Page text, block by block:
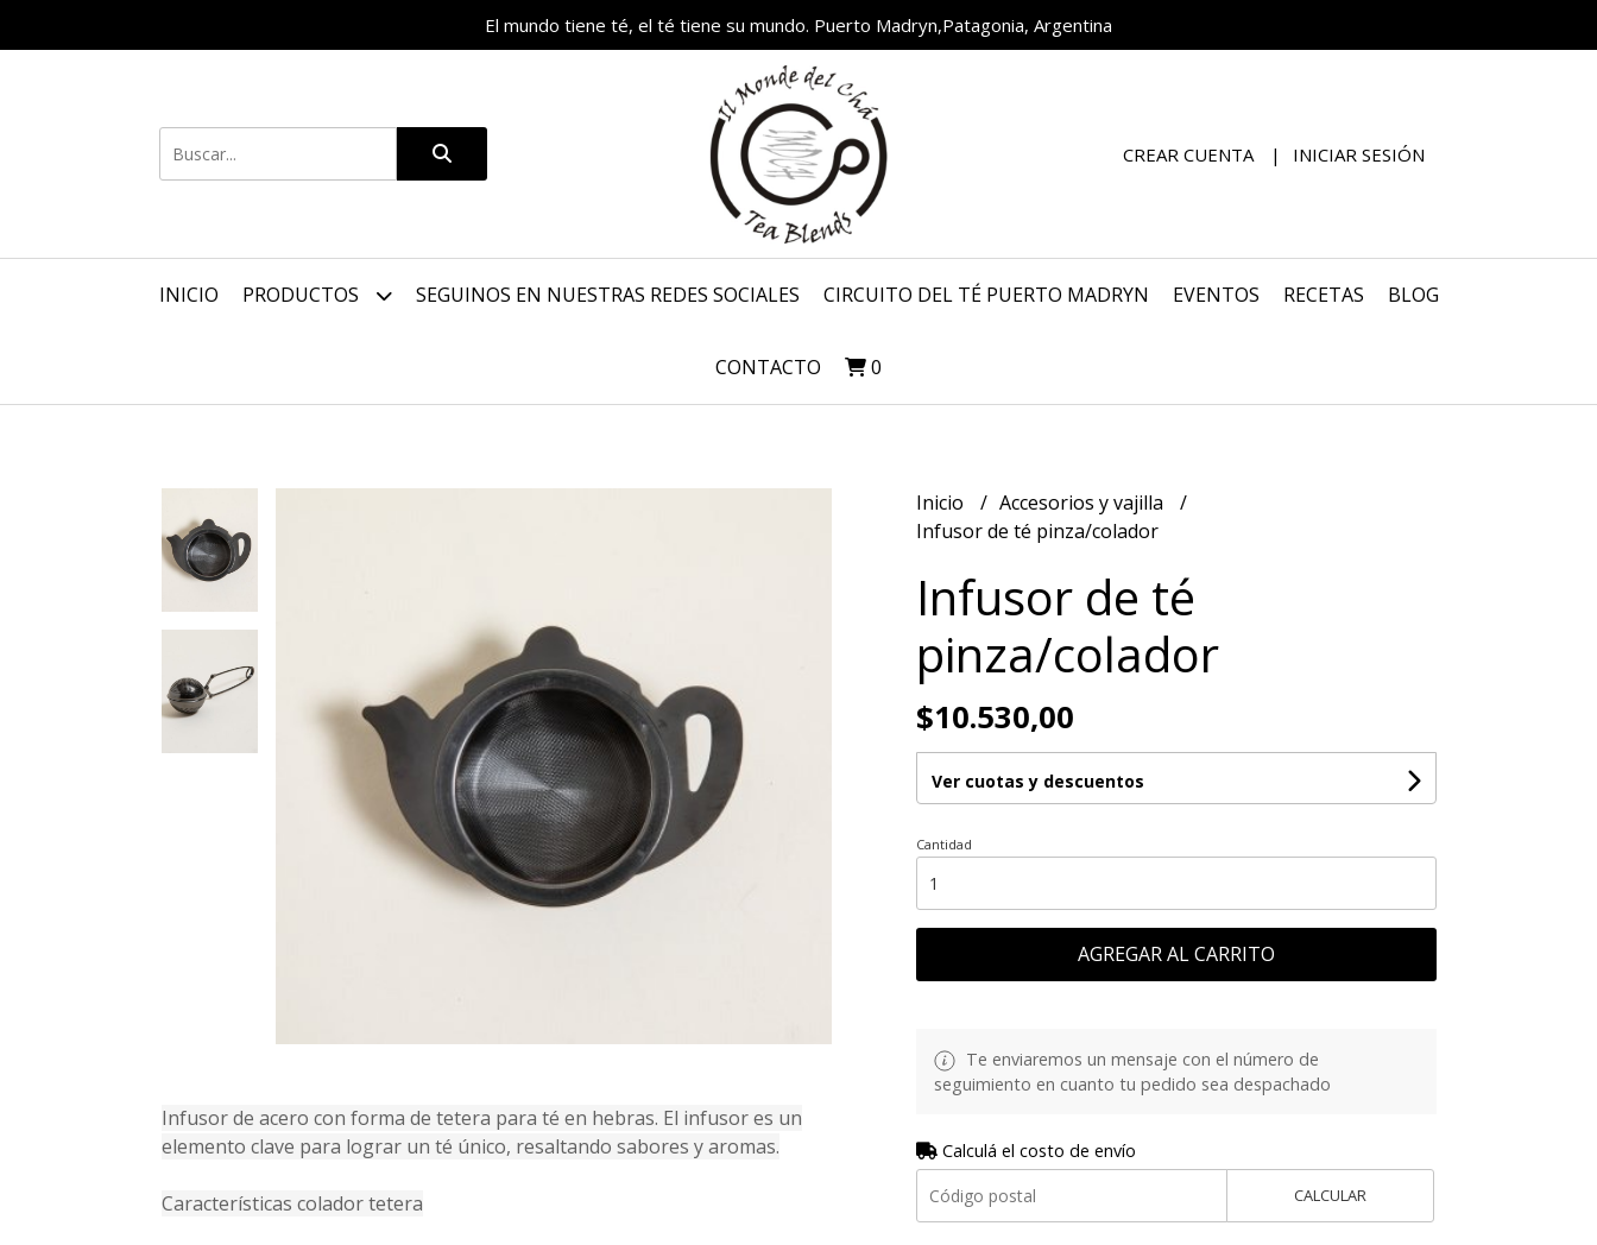
El mundo tiene té, el té tiene su mundo. Puerto Madryn,Patagonia, Argentina
CREAR CUENTA INICIAR SESIÓN
INICIO PRODUCTOS SEGUINOS EN NUESTRAS REDES SOCIALES CIRCUITO DEL TÉ PUERTO MADRYN EVENTOS RECETAS BLOG
CONTACTO 0
Infusor de acero con forma de tetera para té en hebras. El infusor es un
elemento clave para lograr un té único, resaltando sabores y aromas.
Características colador tetera
Inicio
Accesorios y vajilla
Infusor de té pinza/colador
Infusor de té
pinza/colador
$10.530,00
Ver cuotas y descuentos
Cantidad
AGREGAR AL CARRITO
Te enviaremos un mensaje con el número de
seguimiento en cuanto tu pedido sea despachado
Calculá el costo de envío
CALCULAR